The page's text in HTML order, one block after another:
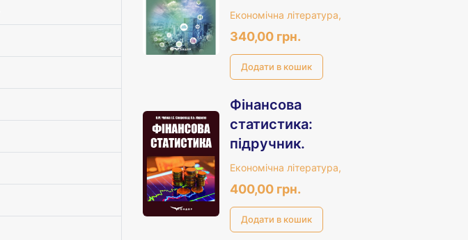
"Маркетинг")
Економічна література,
340,00 грн.
Фінансова
статистика:
підручник.
Економічна література,
400,00 грн.